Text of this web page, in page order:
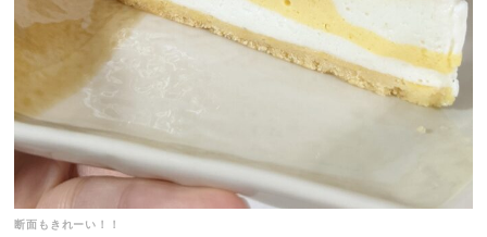
断面もきれーい！！